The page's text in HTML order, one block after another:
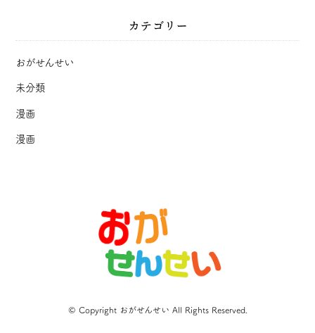
カテゴリー
おがせんせい
未分類
漫画
漫画
© Copyright おがせんせい All Rights Reserved.